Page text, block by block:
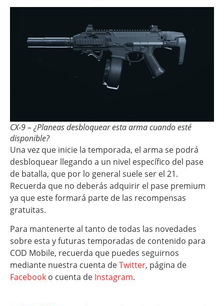
CX-9 – ¿Planeas desbloquear esta arma cuando esté
disponible?
Una vez que inicie la temporada, el arma se podrá
desbloquear llegando a un nivel específico del pase
de batalla, que por lo general suele ser el 21.
Recuerda que no deberás adquirir el pase premium
ya que este formará parte de las recompensas
gratuitas.
Para mantenerte al tanto de todas las novedades
sobre esta y futuras temporadas de contenido para
COD Mobile, recuerda que puedes seguirnos
mediante nuestra cuenta deTwitter, página de
Facebook o cuenta de Instagram.